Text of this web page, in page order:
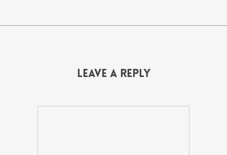
Leave a Reply